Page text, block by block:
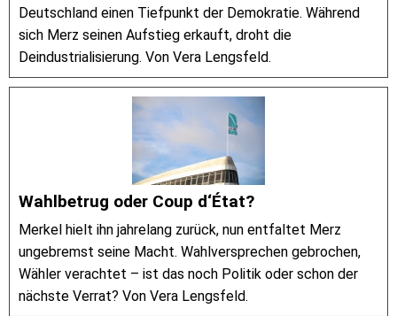
Deutschland einen Tiefpunkt der Demokratie. Während
sich Merz seinen Aufstieg erkauft, droht die
Deindustrialisierung. Von Vera Lengsfeld.
Wahlbetrug oder Coup d‘État?
Merkel hielt ihn jahrelang zurück, nun entfaltet Merz
ungebremst seine Macht. Wahlversprechen gebrochen,
Wähler verachtet – ist das noch Politik oder schon der
nächste Verrat? Von Vera Lengsfeld.